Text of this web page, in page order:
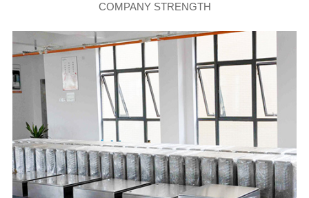
COMPANY STRENGTH